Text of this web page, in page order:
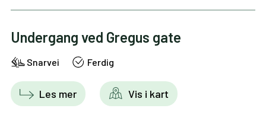
Undergang ved Gregus gate
Snarvei Ferdig
Les mer Vis i kart